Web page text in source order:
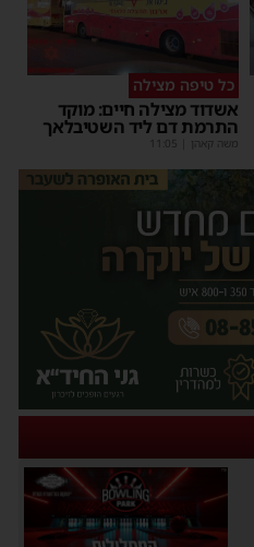
כל טיפה מצילה
אשדוד מצילה חיים: מוקד
התרמת דם ליד השטיבלאך
משה קאהן 11:05